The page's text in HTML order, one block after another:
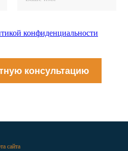
конфиденциальности
консультацию
сайта